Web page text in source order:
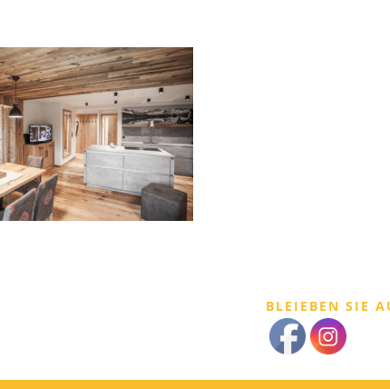
BLEIEBEN SIE